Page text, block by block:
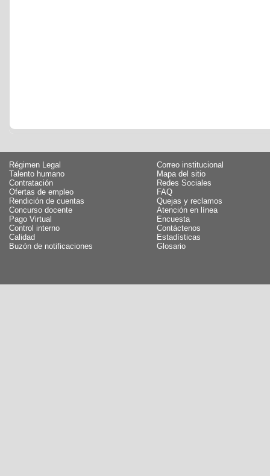
Régimen Legal
Talento humano
Contratación
Ofertas de empleo
Rendición de cuentas
Concurso docente
Pago Virtual
Control interno
Calidad
Buzón de notificaciones
Correo institucional
Mapa del sitio
Redes Sociales
FAQ
Quejas y reclamos
Atención en línea
Encuesta
Contáctenos
Estadísticas
Glosario